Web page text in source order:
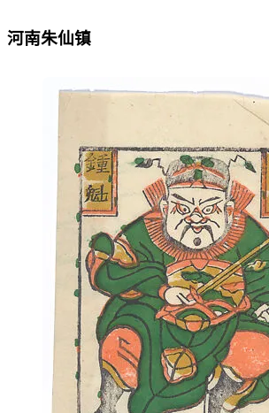
河南朱仙镇